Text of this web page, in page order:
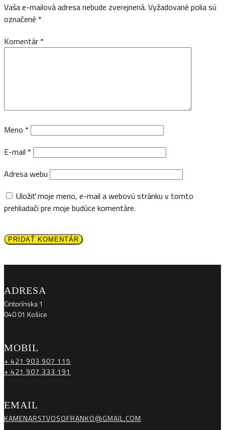
Vaša e-mailová adresa nebude zverejnená. Vyžadované polia sú
označené *
Komentár *
Meno *
E-mail *
Adresa webu
Uložiť moje meno, e-mail a webovú stránku v tomto
prehliadači pre moje budúce komentáre.
PRIDAŤ KOMENTÁR
ADRESA
Cintorínska 1
040 01 Košice
MOBIL
+ 421 903 907 115
+ 421 907 333 191
EMAIL
KAMENARSTVOSOFRANKO@GMAIL.COM